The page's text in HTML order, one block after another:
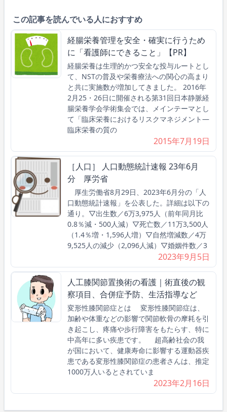
この記事を読んでいる人におすすめ
経腸栄養管理を安全・確実に行うため
に「看護師にできること」【PR】
経腸栄養は生理的かつ安全な投与ルートとし
て、NSTの普及や栄養療法への関心の高まり
と共に実施数が増加してきました。 2016年
2月25・26日に開催される第31回日本静脈経
腸栄養学会学術集会では、メインテーマとし
て「臨床栄養におけるリスクマネジメント―
臨床栄養の質の
2015年7月19日
［人口］ 人口動態統計速報 23年6月
分 厚労省
厚生労働省8月29日、2023年6月分の「人
口動態統計速報」を公表した。詳細は以下の
通り。▽出生数／6万3,975人（前年同月比
0.8％減・500人減）▽死亡数／11万3,500人
（1.4％増・1,596人増）▽自然増減数／4万
9,525人の減少（2,096人減）▽婚姻件数／3
2023年9月5日
人工膝関節置換術の看護｜術直後の観
察項目、合併症予防、生活指導など
変形性膝関節症とは 変形性膝関節症は、
加齢や体重などの影響で関節軟骨の摩耗を引
き起こし、疼痛や歩行障害をもたらす、特に
中高年に多い疾患です。 超高齢社会の我
が国において、健康寿命に影響する運動器疾
患である変形性膝関節症の患者さんは、推定
1000万人いるとされていま
2023年2月16日